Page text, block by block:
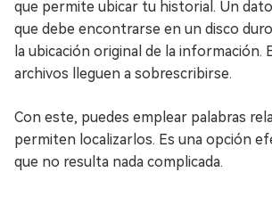
que permite ubicar tu historial. Un
que debe encontrarse en un disco
la ubicación original de la información.
archivos lleguen a sobrescribirse.
Con este, puedes emplear palabras
permiten localizarlos. Es una opción
que no resulta nada complicada.